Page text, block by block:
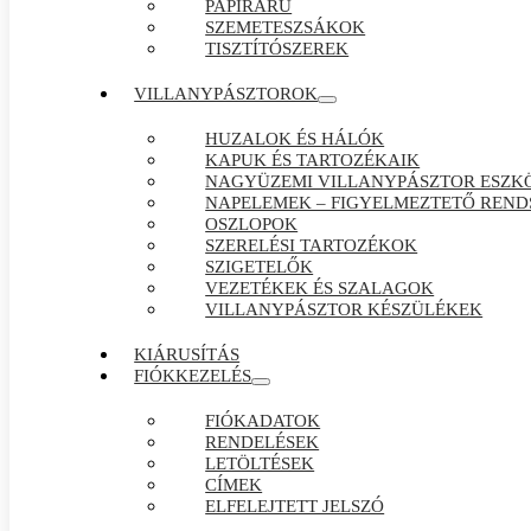
PAPÍRÁRÚ
SZEMETESZSÁKOK
TISZTÍTÓSZEREK
VILLANYPÁSZTOROK
HUZALOK ÉS HÁLÓK
KAPUK ÉS TARTOZÉKAIK
NAGYÜZEMI VILLANYPÁSZTOR
NAPELEMEK – FIGYELMEZTETŐ
OSZLOPOK
SZERELÉSI TARTOZÉKOK
SZIGETELŐK
VEZETÉKEK ÉS SZALAGOK
VILLANYPÁSZTOR KÉSZÜLÉKEK
KIÁRUSÍTÁS
FIÓKKEZELÉS
FIÓKADATOK
RENDELÉSEK
LETÖLTÉSEK
CÍMEK
ELFELEJTETT JELSZÓ